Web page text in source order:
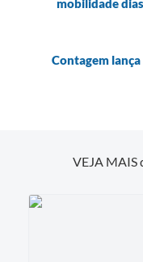
Contagem
VEJA MAIS